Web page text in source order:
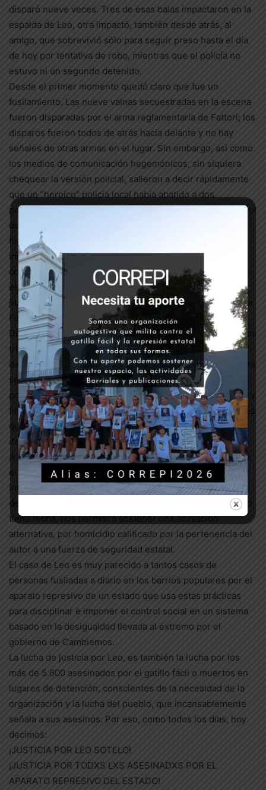
disparó nueve veces. Tres de esas balas impactaron en la
espalda de Leo, otra impactó, también desde atrás, al
amigo, que sobrevivió sólo para seguir preso hasta el día
de hoy por tentativa de robo, mientras que el policía no
estuvo ni un segundo detenido.
Desde el primer momento quedó claro que fue un
fusilamiento. Las nueve vainas secuestradas en la escena
fueron disparadas por el arma reglamentaria de Fattori; los
disparos fueron todos de atrás hacia delante y no hay
señales de otras armas en el lugar. Sin embargo, así como
los medios de comunicación hegemónicos, sin siquiera
chequear la versión policial, salieron a decir rápidamente
que un “heroico” policía local había abatido a dos
peligrosos “motochorros”, el aparato judicial cumplió su rol
de garante de la impunidad de los represores. El primer
fiscal dejó constancia en el acta de la declaración
indagatoria de Fattori, que realizaba ese acto procesal
como mera “formalidad” a la que estaba obligado, porque
estaba convencido que el accionar policial había estado
justificado. Ironía nada casual, ese fiscal era el titular de la
Fiscalía especializada en “Violencia Institucional”…
Durante un año y medio dimos batalla dentro y fuera de los
tribunales junto a la mamá de Leo, Noemí Robelli, que no
dejó que la rabia y la angustia la paralizaran, y rápidamente
se organizó en CORREPI y salió buscar verdad y justicia
por su hijo. Logramos ir venciendo trabas palmo a palmo, y
finalmente logramos abrir el camino hacia el juicio, a la vez
que la evidencia forzó a algunos de los medios a
desmentir sus dichos.
A tono con la “doctrina Chocobar” en su versión más leve,
el juez de Garantías elevó la causa a juicio con la
imputación de homicidio con exceso en la legítima
defensa. Pero nuestra presencia en el debate, que aún no
tiene fecha, nos permitirá sostener una acusación
alternativa, por homicidio calificado por la pertenencia del
autor a una fuerza de seguridad estatal.
El caso de Leo es muy parecido a tantos casos de
personas fusiladas a diario en los barrios populares por el
aparato represivo de un estado que usa estas prácticas
para disciplinar e imponer el control social en un sistema
basado en la desigualdad llevada al extremo por el
gobierno de Cambiemos.
La lucha de justicia por Leo, es también la lucha por los
más de 5.600 asesinados por el gatillo fácil o muertos en
lugares de detención, conscientes de la necesidad de la
organización y la lucha del pueblo, que incansablemente
señala a sus asesinos. Por eso, como todos los días, hoy
decimos:
¡JUSTICIA POR LEO SOTELO!
¡JUSTICIA POR TODXS LXS ASESINADXS POR EL
APARATO REPRESIVO DEL ESTADO!